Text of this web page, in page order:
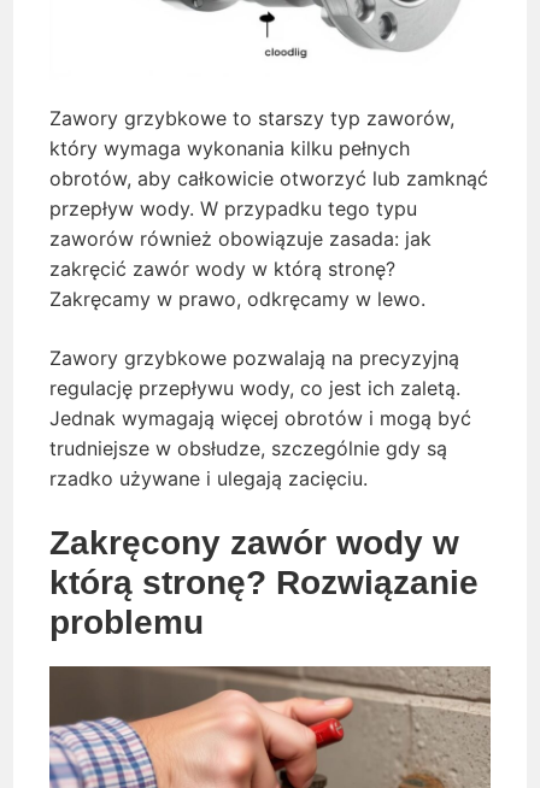
Zawory grzybkowe to starszy typ zaworów,
który wymaga wykonania kilku pełnych
obrotów, aby całkowicie otworzyć lub zamknąć
przepływ wody. W przypadku tego typu
zaworów również obowiązuje zasada: jak
zakręcić zawór wody w którą stronę?
Zakręcamy w prawo, odkręcamy w lewo.
Zawory grzybkowe pozwalają na precyzyjną
regulację przepływu wody, co jest ich zaletą.
Jednak wymagają więcej obrotów i mogą być
trudniejsze w obsłudze, szczególnie gdy są
rzadko używane i ulegają zacięciu.
Zakręcony zawór wody w
którą stronę? Rozwiązanie
problemu